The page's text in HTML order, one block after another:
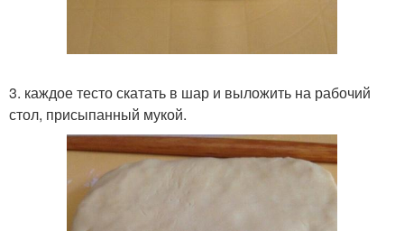
3. каждое тесто скатать в шар и выложить на рабочий
стол, присыпанный мукой.